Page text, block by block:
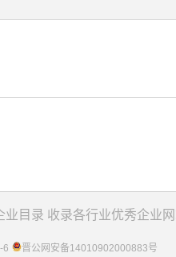
业目录 收录各行业优秀企业
6 晋公网安备14010902000883号